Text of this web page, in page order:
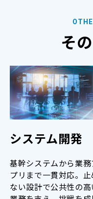
そ
システム開発
基幹システムから業務
プリまで一貫対応。止
ない設計で公共性の高